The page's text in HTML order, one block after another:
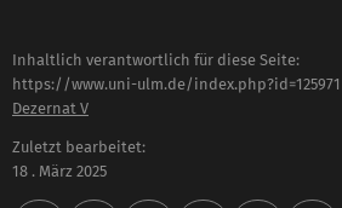
Inhaltlich verantwortlich für diese Seite:
https://www.uni-ulm.de/index.php?id=125971
Dezernat V
Zuletzt bearbeitet:
18 . März 2025